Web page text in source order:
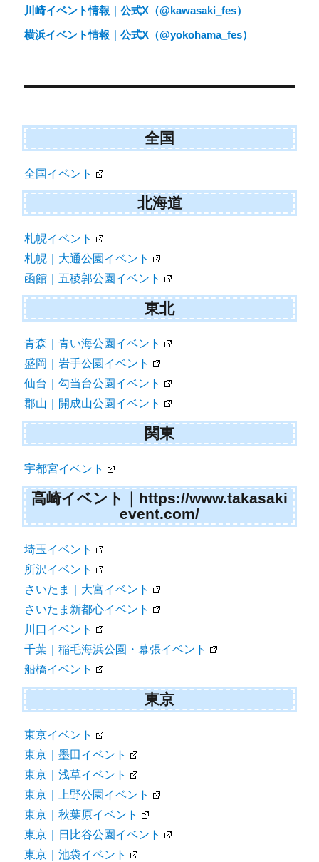
ー
シ
ン
川崎イベント情報｜公式X（@kawasaki_fes）
横浜イベント情報｜公式X（@yokohama_fes）
全国
全国イベント
北海道
札幌イベント
札幌｜大通公園イベント
函館｜五稜郭公園イベント
東北
青森｜青い海公園イベント
盛岡｜岩手公園イベント
仙台｜勾当台公園イベント
郡山｜開成山公園イベント
関東
宇都宮イベント
高崎イベント｜https://www.takasaki
event.com/
埼玉イベント
所沢イベント
さいたま｜大宮イベント
さいたま新都心イベント
川口イベント
千葉｜稲毛海浜公園・幕張イベント
船橋イベント
東京
東京イベント
東京｜墨田イベント
東京｜浅草イベント
東京｜上野公園イベント
東京｜秋葉原イベント
東京｜日比谷公園イベント
東京｜池袋イベント